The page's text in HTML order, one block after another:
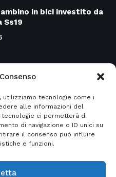
tecnologie come i
alle informazioni del
ci permetterà di
di navigazione o ID unici su
il consenso può influire
e funzioni.
in bici investito da
Ss19
SALERNO e Provincia 4128
Regione CAMPANIA
Regione BASILICATA